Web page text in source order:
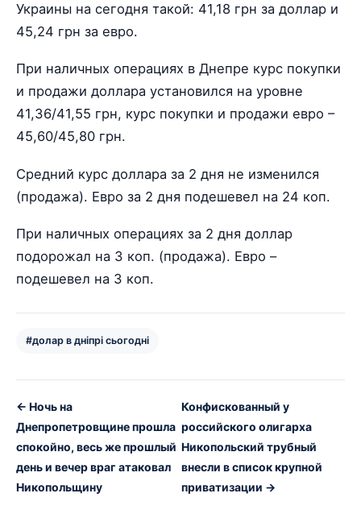
Украины на сегодня такой: 41,18 грн за доллар и
45,24 грн за евро.
При наличных операциях в Днепре курс покупки
и продажи доллара установился на уровне
41,36/41,55 грн, курс покупки и продажи евро –
45,60/45,80 грн.
Средний курс доллара за 2 дня не изменился
(продажа). Евро за 2 дня подешевел на 24 коп.
При наличных операциях за 2 дня доллар
подорожал на 3 коп. (продажа). Евро –
подешевел на 3 коп.
#долар в дніпрі сьогодні
← Ночь на
Днепропетровщине прошла
спокойно, весь же прошлый
день и вечер враг атаковал
Никопольщину
Конфискованный у
российского олигарха
Никопольский трубный
внесли в список крупной
приватизации →